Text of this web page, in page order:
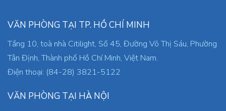
VĂN PHÒNG TẠI TP. HỒ CHÍ MINH
Tầng 10, toà nhà Citilight, Số 45, Đường Võ Thị Sáu, Phường
Tân Định, Thành phố Hồ Chí Minh, Việt Nam.
Điện thoại: (84-28) 3821-5122
VĂN PHÒNG TẠI HÀ NỘI